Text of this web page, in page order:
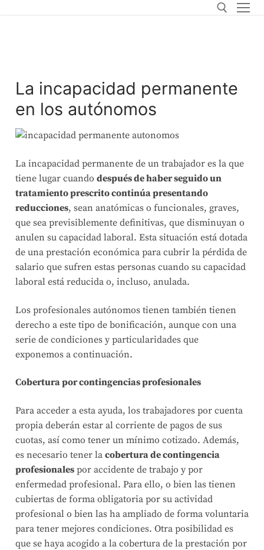
La incapacidad permanente
en los autónomos
La incapacidad permanente de un trabajador es la que
tiene lugar cuando después de haber seguido un
tratamiento prescrito continúa presentando
reducciones, sean anatómicas o funcionales, graves,
que sea previsiblemente definitivas, que disminuyan o
anulen su capacidad laboral. Esta situación está dotada
de una prestación económica para cubrir la pérdida de
salario que sufren estas personas cuando su capacidad
laboral está reducida o, incluso, anulada.
Los profesionales autónomos tienen también tienen
derecho a este tipo de bonificación, aunque con una
serie de condiciones y particularidades que
exponemos a continuación.
Cobertura por contingencias profesionales
Para acceder a esta ayuda, los trabajadores por cuenta
propia deberán estar al corriente de pagos de sus
cuotas, así como tener un mínimo cotizado. Además,
es necesario tener la cobertura de contingencia
profesionales por accidente de trabajo y por
enfermedad profesional. Para ello, o bien las tienen
cubiertas de forma obligatoria por su actividad
profesional o bien las ha ampliado de forma voluntaria
para tener mejores condiciones. Otra posibilidad es
que se haya acogido a la cobertura de la prestación por